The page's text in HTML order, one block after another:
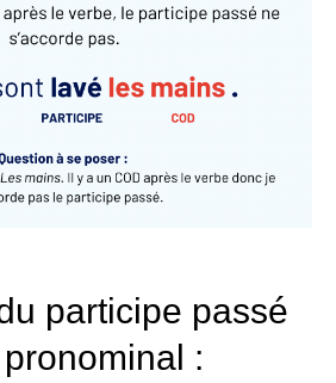
participe passé
: